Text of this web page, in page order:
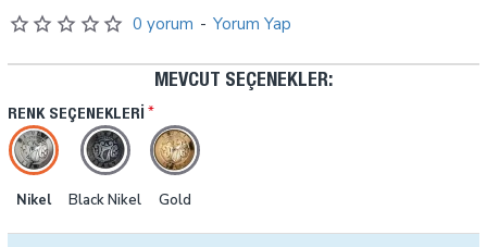
0 yorum - Yorum Yap
MEVCUT SEÇENEKLER:
RENK SEÇENEKLERI
Nikel Black Nikel Gold